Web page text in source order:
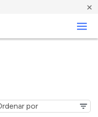
×